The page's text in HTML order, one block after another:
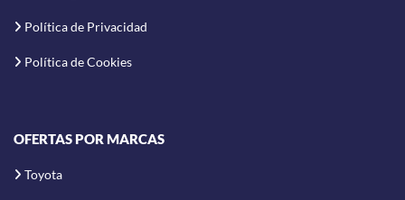
Política de Privacidad
Política de Cookies
OFERTAS POR MARCAS
Toyota